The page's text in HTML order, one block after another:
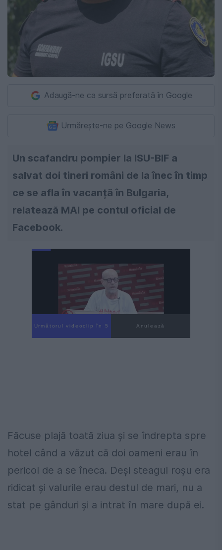
Adaugă-ne ca sursă preferată în Google
Urmărește-ne pe Google News
Un scafandru pompier la ISU-BIF a
salvat doi tineri români de la înec în timp
ce se afla în vacanță în Bulgaria,
relatează MAI pe contul oficial de
Facebook.
Următorul videoclip în 4 Anulează
Făcuse plajă toată ziua și se îndrepta spre
hotel când a văzut că doi oameni erau în
pericol de a se îneca. Deși steagul roșu era
ridicat și valurile erau destul de mari, nu a
stat pe gânduri și a intrat în mare după ei.